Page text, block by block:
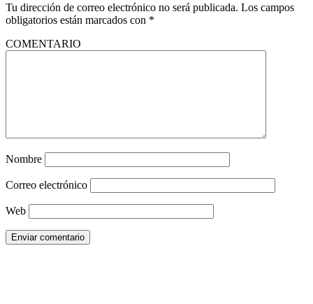
Tu dirección de correo electrónico no será publicada. Los campos
obligatorios están marcados con *
COMENTARIO
Nombre
Correo electrónico
Web